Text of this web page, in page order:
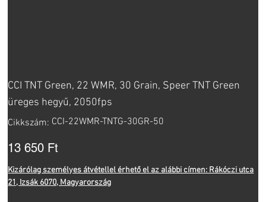
CCI TNT Green, 22 WMR, 30 Grain, Speer TNT Green
üreges hegyű, 2050fps
Cikkszám: Cikkszám:
CCI-
30GR-
50
CCI-22WMR-TNTG-30GR-50
Ár
13 650 Ft
Kizárólag személyes átvétellel érhető el az alábbi címen: Rákóczi utca
21, Izsák 6070, Magyarország